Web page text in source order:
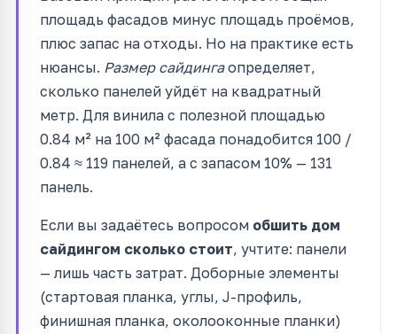
площадь фасадов минус площадь проёмов,
плюс запас на отходы. Но на практике есть
нюансы. Размер сайдингаопределяет,
сколько панелей уйдёт на квадратный
метр. Для винила с полезной площадью
0.84 м² на 100 м² фасада понадобится 100 /
0.84 ≈ 119 панелей, а с запасом 10% — 131
панель.
Если вы задаётесь вопросом обшить дом
сайдингом сколько стоит, учтите: панели
— лишь часть затрат. Доборные элементы
(стартовая планка, углы, J-профиль,
финишная планка, околооконные планки)